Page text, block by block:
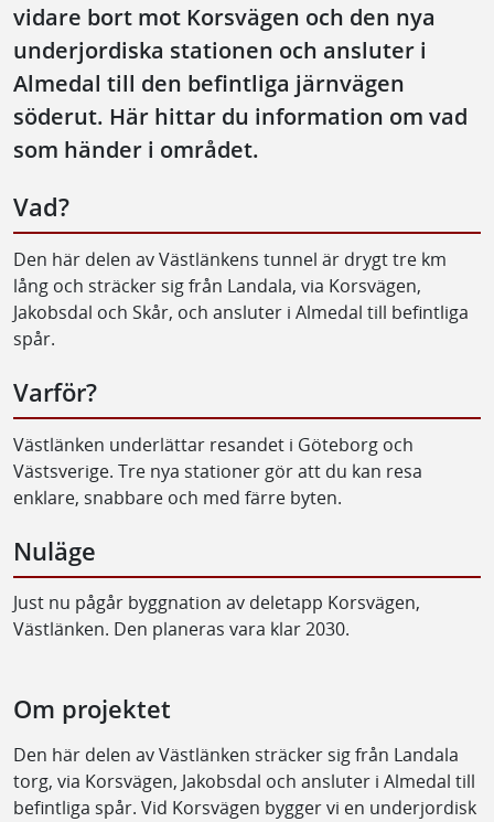
vidare bort mot Korsvägen och den nya
underjordiska stationen och ansluter i
Almedal till den befintliga järnvägen
söderut. Här hittar du information om vad
som händer i området.
Vad?
Den här delen av Västlänkens tunnel är drygt tre km
lång och sträcker sig från Landala, via Korsvägen,
Jakobsdal och Skår, och ansluter i Almedal till befintliga
spår.
Varför?
Västlänken underlättar resandet i Göteborg och
Västsverige. Tre nya stationer gör att du kan resa
enklare, snabbare och med färre byten.
Nuläge
Just nu pågår byggnation av deletapp Korsvägen,
Västlänken. Den planeras vara klar 2030.
Om projektet
Den här delen av Västlänken sträcker sig från Landala
torg, via Korsvägen, Jakobsdal och ansluter i Almedal till
befintliga spår. Vid Korsvägen bygger vi en underjordisk